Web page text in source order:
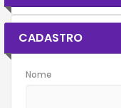
CADASTRO
Nome